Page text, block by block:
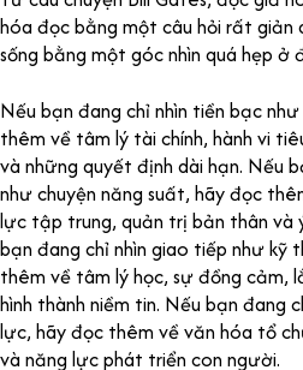
hóa đọc bằng một câu hỏi rất giản
sống bằng một góc nhìn quá hẹp ở
Nếu bạn đang chỉ nhìn tiền bạc
thêm về tâm lý tài chính, hành vi
và những quyết định dài hạn. Nếu
như chuyện năng suất, hãy đọc
lực tập trung, quản trị bản thân và
bạn đang chỉ nhìn giao tiếp như kỹ
thêm về tâm lý học, sự đồng cảm,
hình thành niềm tin. Nếu bạn đang
lực, hãy đọc thêm về văn hóa tổ
và năng lực phát triển con người.